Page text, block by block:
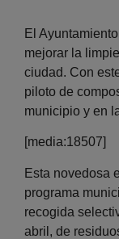
El
mejorar la
ciudad. Con
piloto de
municipio y en
[media:18507]
Esta novedosa
programa
recogida
abril, de